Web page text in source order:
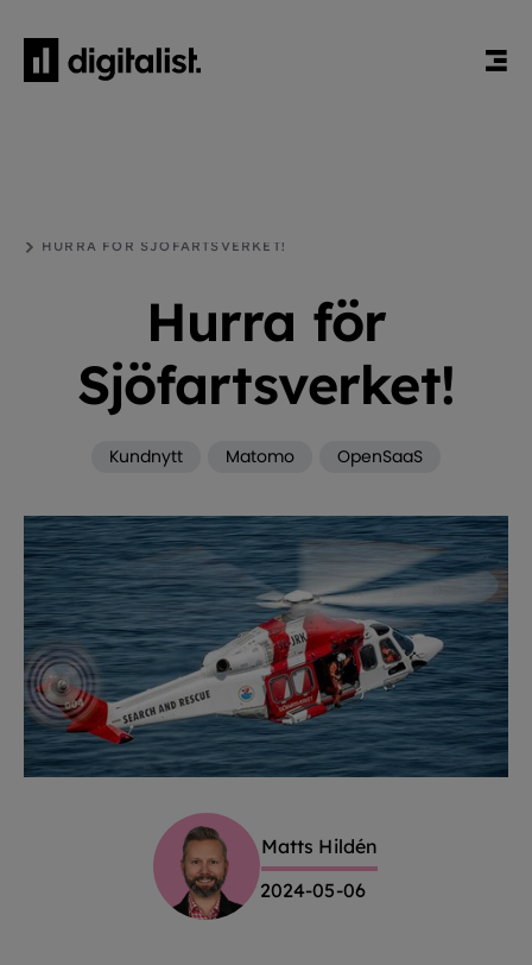
HURRA FÖR SJÖFARTSVERKET!
Hurra för
Sjöfartsverket!
Kundnytt Matomo OpenSaaS
Matts Hildén
2024-05-06